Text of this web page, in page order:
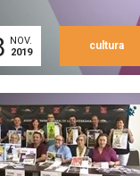
NOV.
2019
cultura